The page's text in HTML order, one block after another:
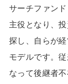
サーチファン
主役となり、
探し、自らが
モデルです。
なって後継者